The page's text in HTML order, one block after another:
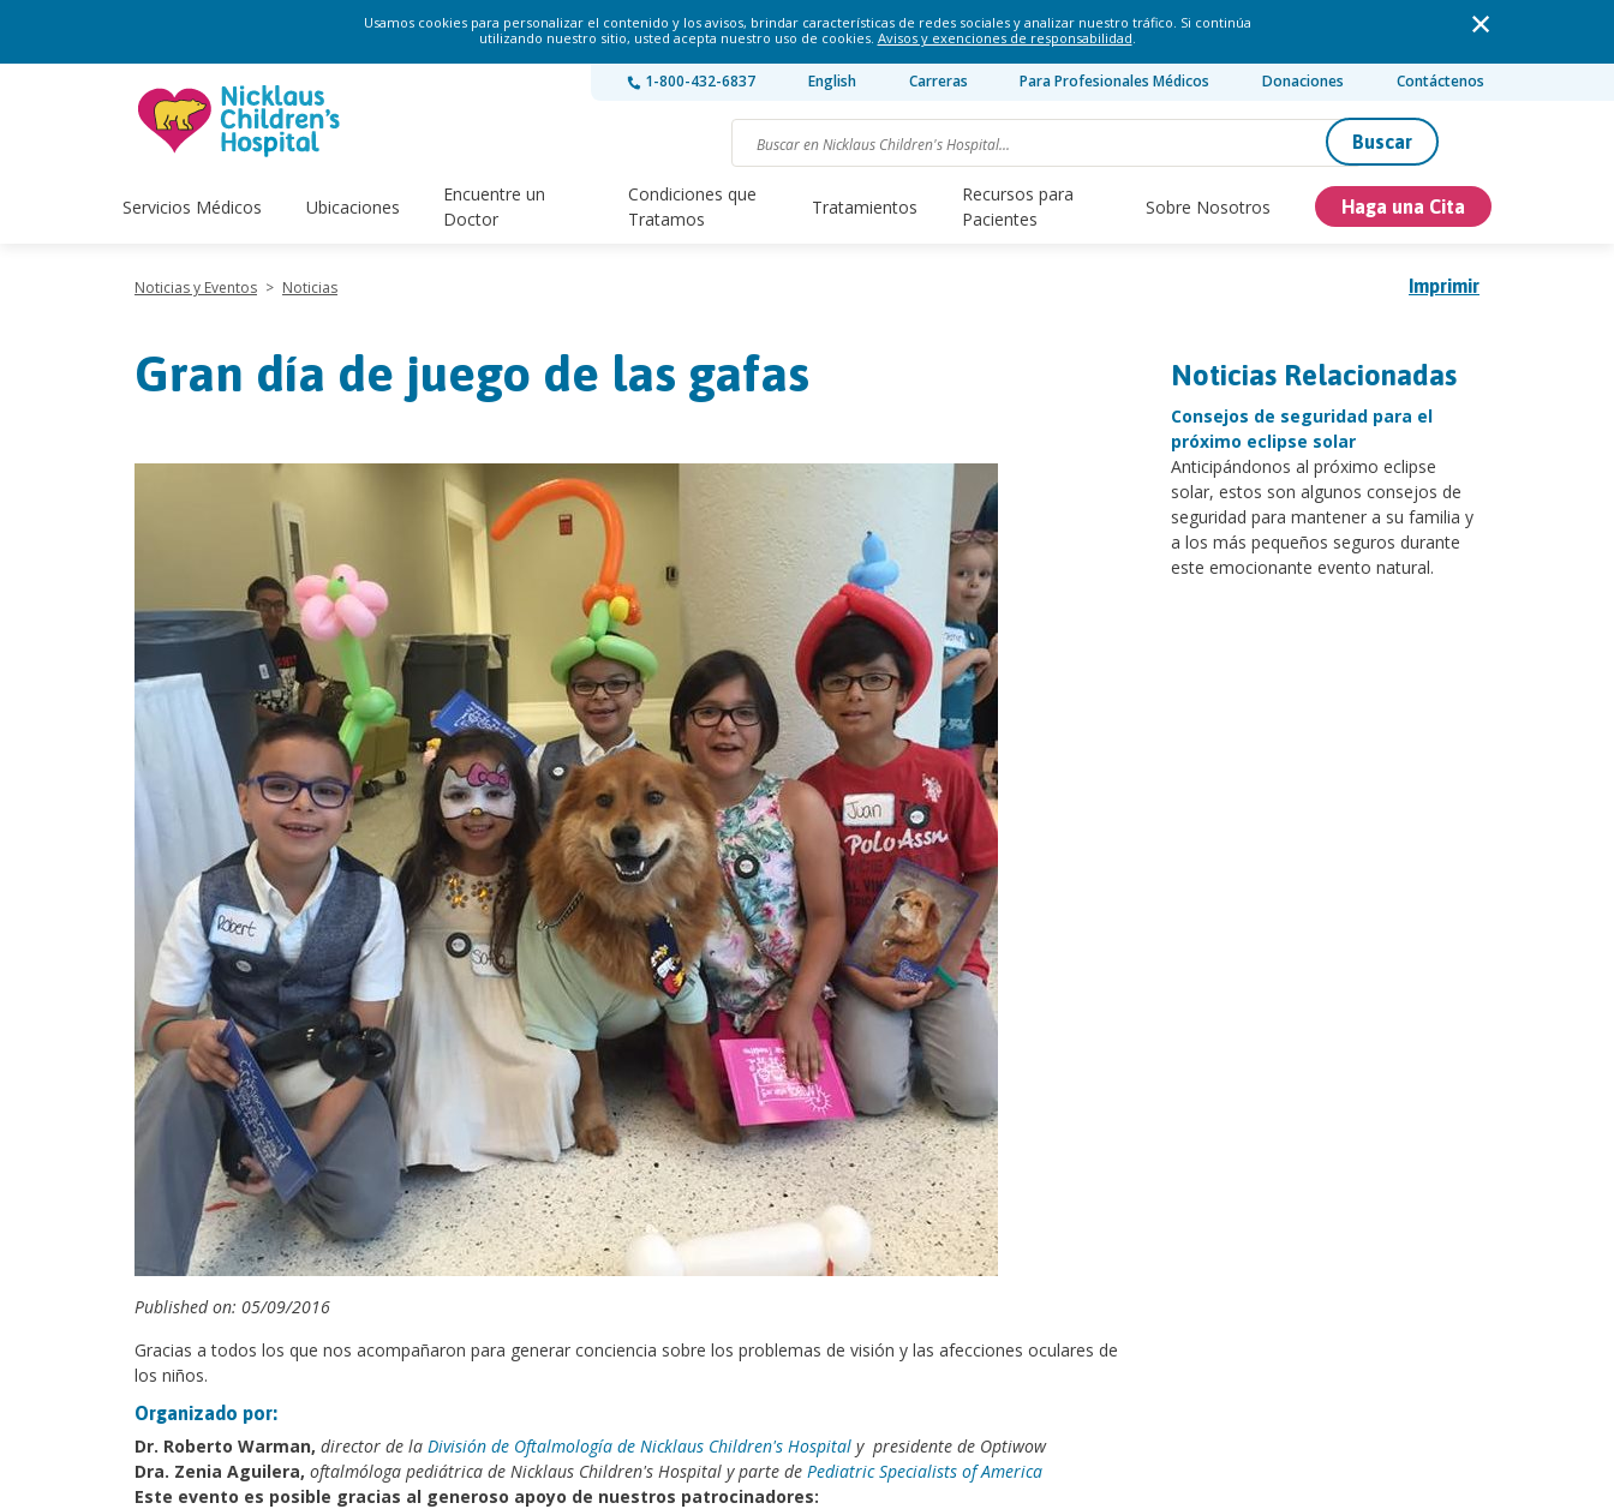
Usamos cookies para personalizar el contenido y los avisos, brindar características de redes sociales y analizar nuestro tráfico. Si continúa
utilizando nuestro sitio, usted acepta nuestro uso de cookies. Avisos y exenciones de responsabilidad.
1-800-432-6837 English Carreras Para Profesionales Médicos Donaciones Contáctenos
Buscar
Servicios Médicos Ubicaciones
Encuentre un
Doctor
Condiciones que
Tratamos
Tratamientos
Recursos para
Pacientes
Sobre Nosotros Haga una Cita
Imprimir
Noticias y Eventos > Noticias
Gran día de juego de las gafas
Published on: 05/09/2016
Gracias a todos los que nos acompañaron para generar conciencia sobre los problemas de visión y las afecciones oculares de
los niños.
Organizado por:
Dr. Roberto Warman, director de la División de Oftalmología de Nicklaus Children's Hospital y presidente de Optiwow
Dra. Zenia Aguilera, oftalmóloga pediátrica de Nicklaus Children's Hospital y parte de Pediatric Specialists of America
Este evento es posible gracias al generoso apoyo de nuestros patrocinadores:
Noticias Relacionadas
Consejos de seguridad para el
próximo eclipse solar
Anticipándonos al próximo eclipse
solar, estos son algunos consejos de
seguridad para mantener a su familia y
a los más pequeños seguros durante
este emocionante evento natural.